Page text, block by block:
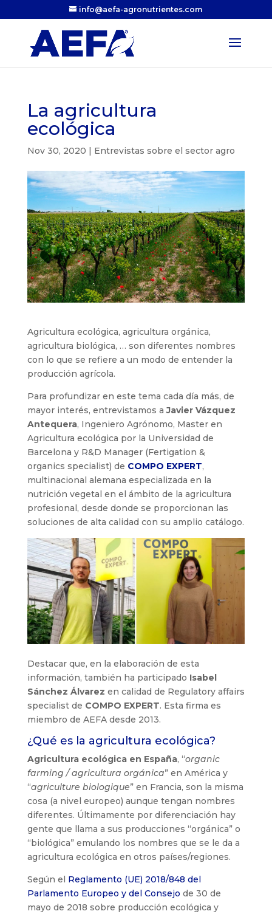
info@aefa-agronutrientes.com
La agricultura
ecológica
Nov 30, 2020 | Entrevistas sobre el sector agro
Agricultura ecológica, agricultura orgánica,
agricultura biológica, … son diferentes nombres
con lo que se refiere a un modo de entender la
producción agrícola.
Para profundizar en este tema cada día más, de
mayor interés, entrevistamos aJavier Vázquez
Antequera, Ingeniero Agrónomo, Master en
Agricultura ecológica por la Universidad de
Barcelona y R&D Manager (Fertigation &
organics specialist) de COMPO EXPERT,
multinacional alemana especializada en la
nutrición vegetal en el ámbito de la agricultura
profesional, desde donde se proporcionan las
soluciones de alta calidad con su amplio catálogo.
Destacar que, en la elaboración de esta
información, también ha participado Isabel
Sánchez Álvarez en calidad de Regulatory affairs
specialist de COMPO EXPERT. Esta firma es
miembro de AEFA desde 2013.
¿Qué es la agricultura ecológica?
Agricultura ecológica en España, “organic
farming / agricultura orgánica” en América y
“agriculture biologique” en Francia, son la misma
cosa (a nivel europeo) aunque tengan nombres
diferentes. Últimamente por diferenciación hay
gente que llama a sus producciones “orgánica” o
“biológica” emulando los nombres que se le da a
agricultura ecológica en otros países/regiones.
Según el Reglamento (UE) 2018/848 del
Parlamento Europeo y del Consejo de 30 de
mayo de 2018 sobre producción ecológica y